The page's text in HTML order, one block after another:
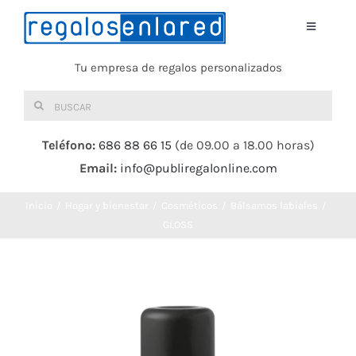
Saltar
Toggle
Tu empresa de regalos personalizados
Buscar:
Teléfono: 686 88 66 15 (de 09.00 a 18.00 horas)
Email: info@publiregalonline.com